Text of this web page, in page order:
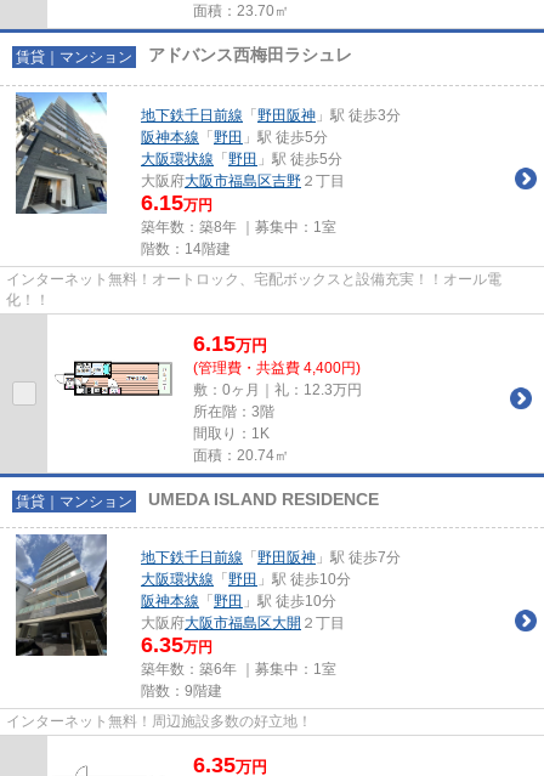
面積：23.70㎡
賃貸｜マンション アドバンス西梅田ラシュレ
地下鉄千日前線 「 野田阪神 」駅 徒歩3分
阪神本線 「 野田 」駅 徒歩5分
大阪環状線 「 野田 」駅 徒歩5分
大阪府大阪市福島区吉野 ２丁目
6.15万円
築年数：築8年 ｜募集中： 1室
階数：14階建
インターネット無料！オートロック、宅配ボックスと設備充実！！オール電
化！！
6.15万円
(管理費・共益費 4,400円)
敷：0ヶ月｜礼：12.3万円
所在階：3階
間取り：1K
面積：20.74㎡
賃貸｜マンション UMEDA ISLAND RESIDENCE
地下鉄千日前線 「 野田阪神 」駅 徒歩7分
大阪環状線 「 野田 」駅 徒歩10分
阪神本線 「 野田 」駅 徒歩10分
大阪府大阪市福島区大開 ２丁目
6.35万円
築年数：築6年 ｜募集中： 1室
階数：9階建
インターネット無料！周辺施設多数の好立地！
6.35万円